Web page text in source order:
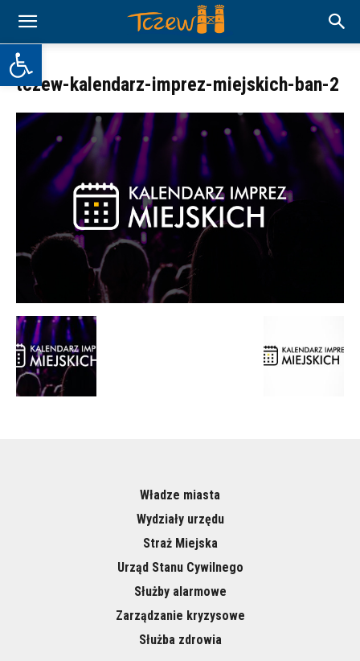
Otwórz pasek narzędzi
tczew-kalendarz-imprez-miejskich-ban-2
Władze miasta
Wydziały urzędu
Straż Miejska
Urząd Stanu Cywilnego
Służby alarmowe
Zarządzanie kryzysowe
Służba zdrowia